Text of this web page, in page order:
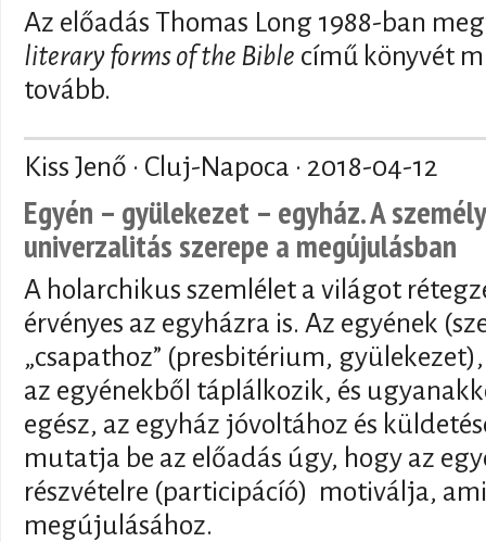
Az előadás Thomas Long 1988-ban
literary forms of the Bible című könyvét
tovább.
Kiss Jenő · Cluj-Napoca · 2018-04-12
Egyén – gyülekezet – egyház. A
univerzalitás szerepe a megújulásban
A holarchikus szemlélet a világot
érvényes az egyházra is. Az egyének
„csapathoz” (presbitérium,
az egyénekből táplálkozik, és
egész, az egyház jóvoltához és
mutatja be az előadás úgy, hogy az
részvételre (participácíó) motiválja,
megújulásához.